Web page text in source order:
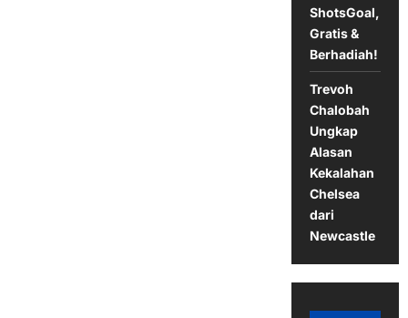
ShotsGoal,
Gratis &
Berhadiah!
Trevoh
Chalobah
Ungkap
Alasan
Kekalahan
Chelsea
dari
Newcastle